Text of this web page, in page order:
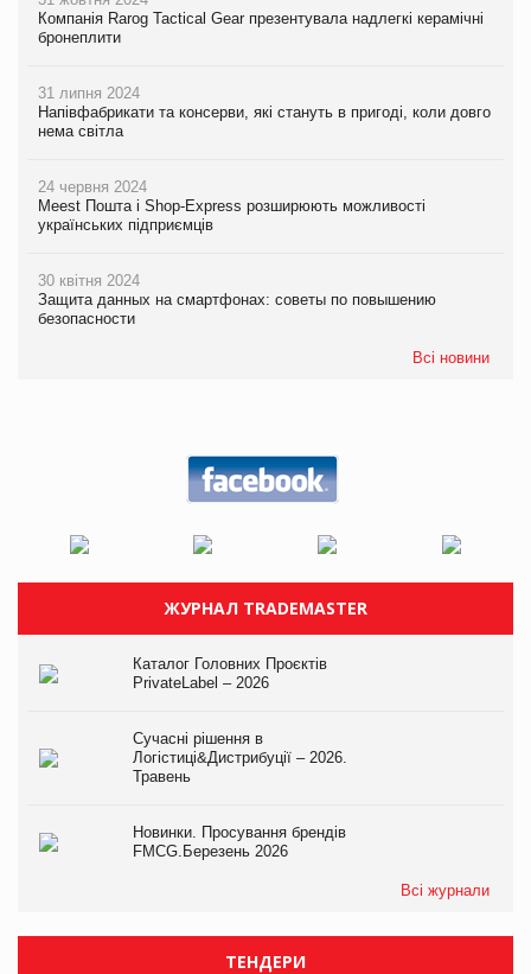
Компанія Rarog Tactical Gear презентувала надлегкі керамічні
бронеплити
31 липня 2024
Напівфабрикати та консерви, які стануть в пригоді, коли довго
нема світла
24 червня 2024
Meest Пошта і Shop-Express розширюють можливості
українських підприємців
30 квітня 2024
Защита данных на смартфонах: советы по повышению
безопасности
Всі новини
ЖУРНАЛ TRADEMASTER
Каталог Головних Проєктів
PrivateLabel – 2026
Сучасні рішення в
Логістиці&Дистрибуції – 2026.
Травень
Новинки. Просування брендів
FMCG.Березень 2026
Всі журнали
ТЕНДЕРИ